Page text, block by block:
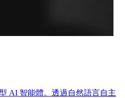
AI 智能體。透過自然語言自主